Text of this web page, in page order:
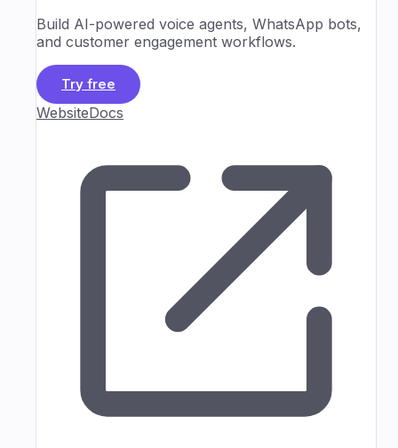
Build AI-powered voice agents, WhatsApp bots,
and customer engagement workflows.
Try free
WebsiteDocs